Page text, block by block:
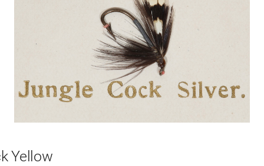
Yellow